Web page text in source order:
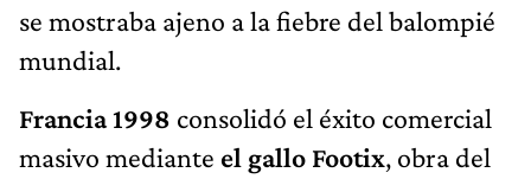
se mostraba ajeno a la fiebre del balompié
mundial.
Francia 1998 consolidó el éxito comercial
masivo mediante el gallo Footix, obra del